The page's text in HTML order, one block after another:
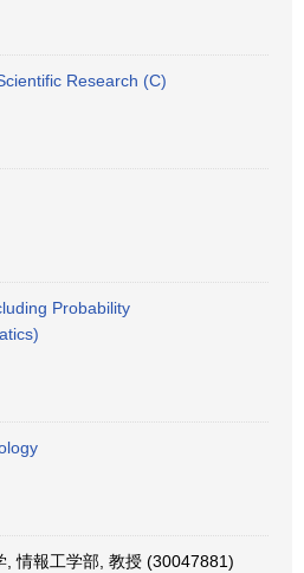
Research (C)
Probability
, 情報工学部, 教授 (30047881)